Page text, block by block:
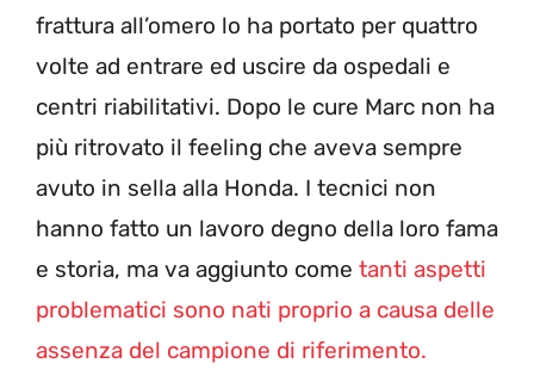
frattura all’omero lo ha portato per quattro
volte ad entrare ed uscire da ospedali e
centri riabilitativi. Dopo le cure Marc non ha
più ritrovato il feeling che aveva sempre
avuto in sella alla Honda. I tecnici non
hanno fatto un lavoro degno della loro fama
e storia, ma va aggiunto come tanti aspetti
problematici sono nati proprio a causa delle
assenza del campione di riferimento.